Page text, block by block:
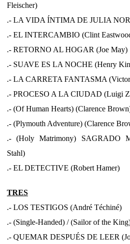
Fleischer)
.- LA VIDA ÍNTIMA DE JULIA
.- EL INTERCAMBIO (Clint
.- RETORNO AL HOGAR (Joe May)
.- SUAVE ES LA NOCHE (Henry
.- LA CARRETA FANTASMA
.- PROCESO A LA CIUDAD (Luigi
.- (Of Human Hearts) (Clarence
.- (Plymouth Adventure) (Clarence
.- (Holy Matrimony) SAGRADO
Stahl)
.- EL DETECTIVE (Robert Hamer)
TRES
.- LOS TESTIGOS (André Téchiné)
.- (Single-Handed) / (Sailor of the
.- QUEMAR DESPUÉS DE LEER